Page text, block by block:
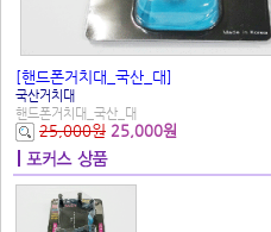
[핸드폰거치대_국산_대]
국산거치대
핸드폰거치대_국산_대
25,000원 25,000원